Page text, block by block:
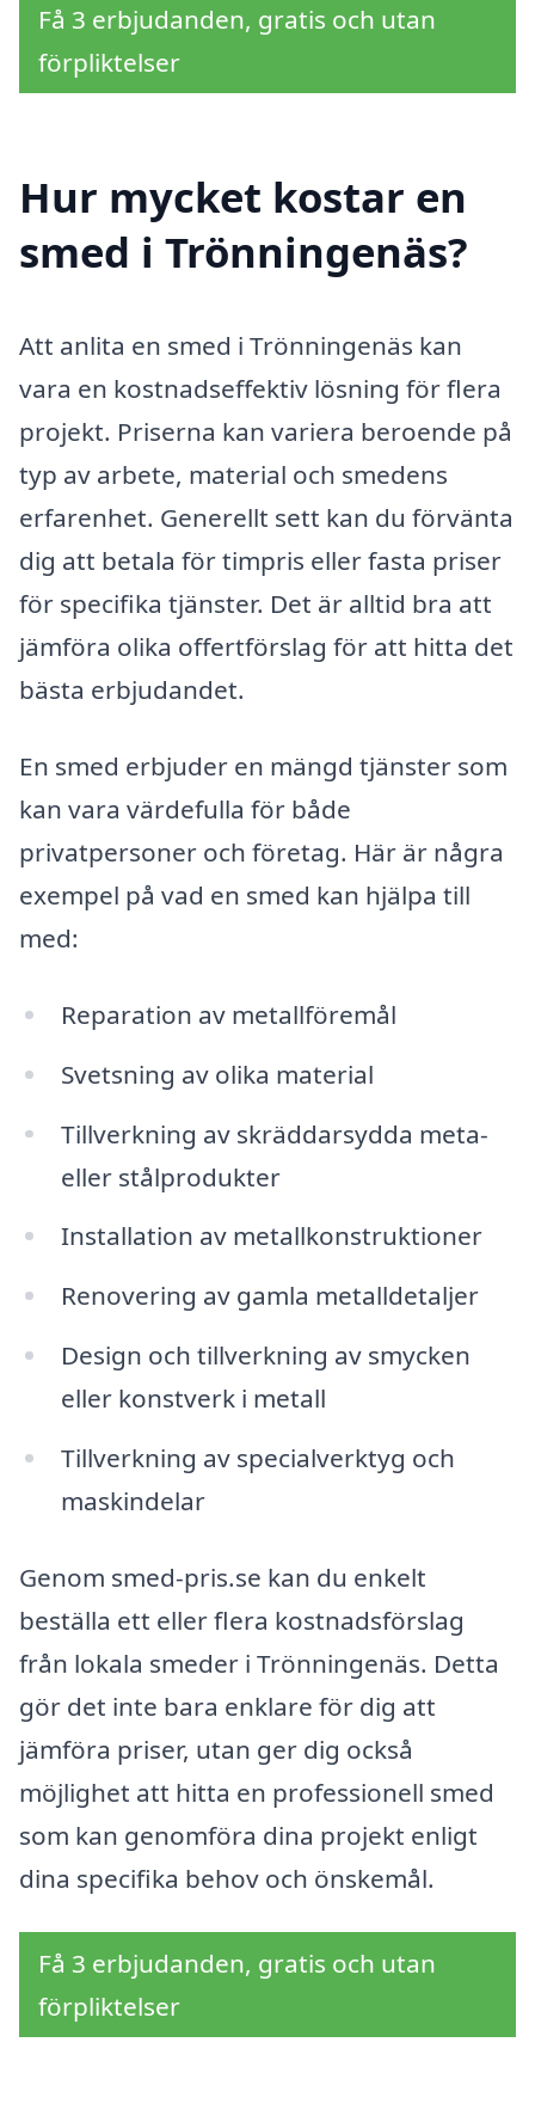
Få 3 erbjudanden, gratis och utan
förpliktelser
Hur mycket kostar en
smed i Trönningenäs?
Att anlita en smed i Trönningenäs kan
vara en kostnadseffektiv lösning för flera
projekt. Priserna kan variera beroende på
typ av arbete, material och smedens
erfarenhet. Generellt sett kan du förvänta
dig att betala för timpris eller fasta priser
för specifika tjänster. Det är alltid bra att
jämföra olika offertförslag för att hitta det
bästa erbjudandet.
En smed erbjuder en mängd tjänster som
kan vara värdefulla för både
privatpersoner och företag. Här är några
exempel på vad en smed kan hjälpa till
med:
Reparation av metallföremål
Svetsning av olika material
Tillverkning av skräddarsydda meta-
eller stålprodukter
Installation av metallkonstruktioner
Renovering av gamla metalldetaljer
Design och tillverkning av smycken
eller konstverk i metall
Tillverkning av specialverktyg och
maskindelar
Genom smed-pris.se kan du enkelt
beställa ett eller flera kostnadsförslag
från lokala smeder i Trönningenäs. Detta
gör det inte bara enklare för dig att
jämföra priser, utan ger dig också
möjlighet att hitta en professionell smed
som kan genomföra dina projekt enligt
dina specifika behov och önskemål.
Få 3 erbjudanden, gratis och utan
förpliktelser